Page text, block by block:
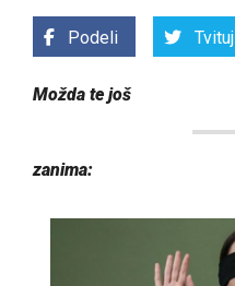
Podeli Tvituj
Možda te još
zanima: